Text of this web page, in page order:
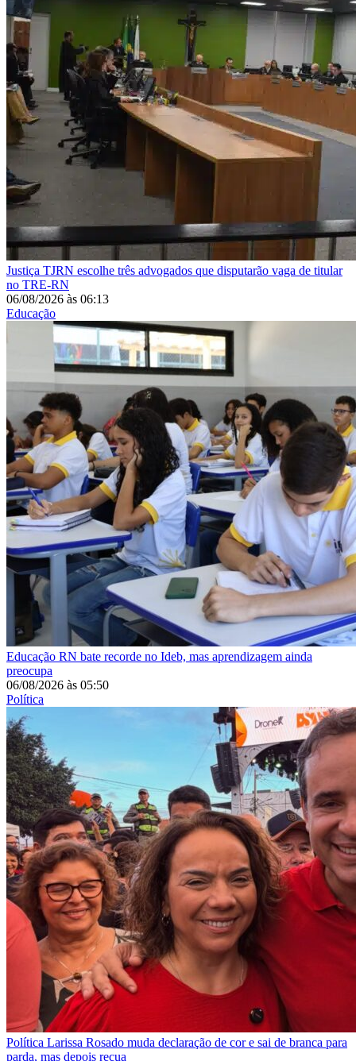
Justiça TJRN escolhe três advogados que disputarão vaga de titular
no TRE-RN
06/08/2026 às 06:13
Educação
Educação RN bate recorde no Ideb, mas aprendizagem ainda
preocupa
06/08/2026 às 05:50
Política
Política Larissa Rosado muda declaração de cor e sai de branca para
parda, mas depois recua